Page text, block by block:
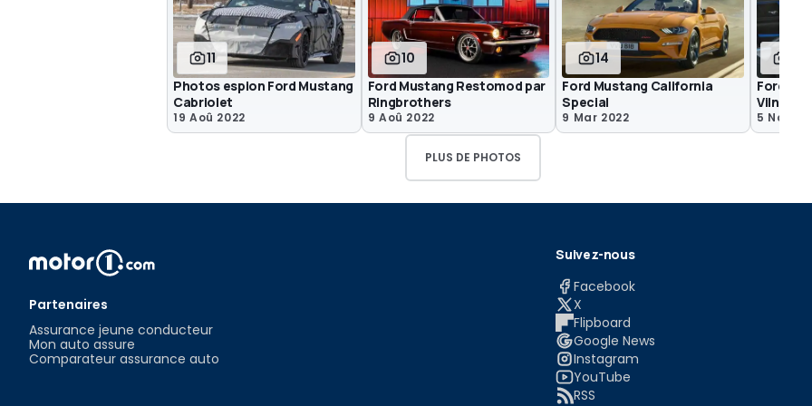
11
Photos espion Ford Mustang
Cabriolet
19 Aoû 2022
10
Ford Mustang Restomod par
Ringbrothers
9 Aoû 2022
14
Ford Mustang California
Special
9 Mar 2022
Ford
Vilner
5 Nov
PLUS DE PHOTOS
Partenaires
Assurance jeune conducteur
Mon auto assure
Comparateur assurance auto
Suivez-nous
Facebook
X
Flipboard
Google News
Instagram
YouTube
RSS